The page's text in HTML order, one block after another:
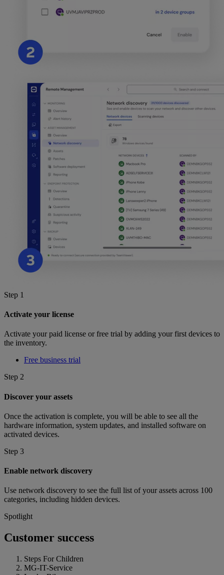
Step 1
Activate your license
Activate your paid license or free trial by adding your first devices to
the inventory.
Free business trial
Step 2
Discover your assets
Once the activation is complete, you will be able to see all the
hardware information, system updates, and installed software on
activated devices.
Step 3
Enable network discovery
Use network discovery to see the full list of your assets across 100
categories, including hidden devices.
Spotlight
Customer success
Steps For Children
MG-IT-Service